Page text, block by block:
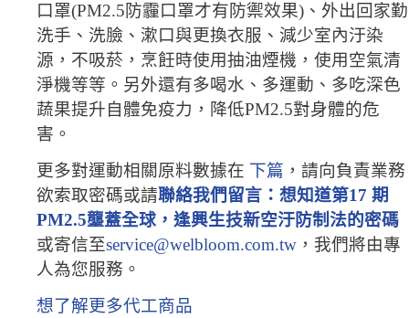
口罩(PM2.5防霾口罩才有防禦效果)、外出回家勤
洗手、洗臉、漱口與更換衣服、減少室內汙染
源，不吸菸，烹飪時使用抽油煙機，使用空氣清
淨機等等。另外還有多喝水、多運動、多吃深色
蔬果提升自體免疫力，降低PM2.5對身體的危
害。
更多對運動相關原料數據在 下篇 ，請向負責業務
欲索取密碼或請聯絡我們留言：想知道第17 期
PM2.5壟蓋全球，逢興生技新空汙防制法的密碼
或寄信至service@welbloom.com.tw ，我們將由專
人為您服務。
想了解更多代工商品